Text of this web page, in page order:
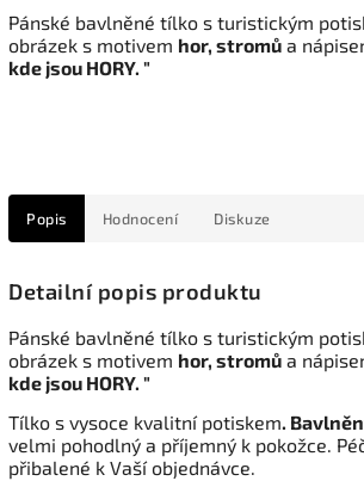
Pánské bavlněné tílko s turistickým
obrázek s motivem hor, stromů a
kde jsou HORY. "
Popis Hodnocení Diskuze
Detailní popis produktu
Pánské bavlněné tílko s turistickým
obrázek s motivem hor, stromů a
kde jsou HORY. "
Tílko s vysoce kvalitní potiskem.
velmi pohodlný a příjemný k pokožce.
přibalené k Vaší objednávce.